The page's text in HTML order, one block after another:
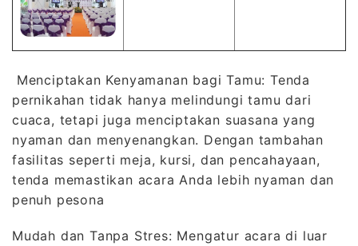
Menciptakan Kenyamanan bagi Tamu: Tenda
pernikahan tidak hanya melindungi tamu dari
cuaca, tetapi juga menciptakan suasana yang
nyaman dan menyenangkan. Dengan tambahan
fasilitas seperti meja, kursi, dan pencahayaan,
tenda memastikan acara Anda lebih nyaman dan
penuh pesona
Mudah dan Tanpa Stres: Mengatur acara di luar